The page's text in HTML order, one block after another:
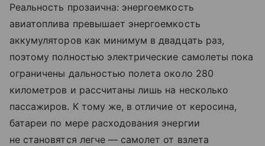
Реальность прозаична: энергоемкость
авиатоплива превышает энергоемкость
аккумуляторов как минимум в двадцать раз,
поэтому полностью электрические самолеты пока
ограничены дальностью полета около 280
километров и рассчитаны лишь на несколько
пассажиров. К тому же, в отличие от керосина,
батареи по мере расходования энергии
не становятся легче — самолет от взлета